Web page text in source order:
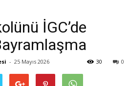
GazetesiİGC’de
- 25 Mayıs 2026 0
30